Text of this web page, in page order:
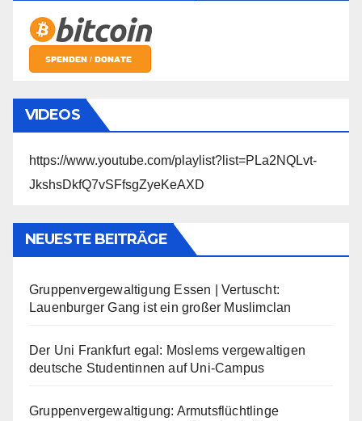
VIDEOS
https://www.youtube.com/playlist?list=PLa2NQLvt-
JkshsDkfQ7vSFfsgZyeKeAXD
NEUESTE BEITRÄGE
Gruppenvergewaltigung Essen | Vertuscht:
Lauenburger Gang ist ein großer Muslimclan
Der Uni Frankfurt egal: Moslems vergewaltigen
deutsche Studentinnen auf Uni-Campus
Gruppenvergewaltigung: Armutsflüchtlinge